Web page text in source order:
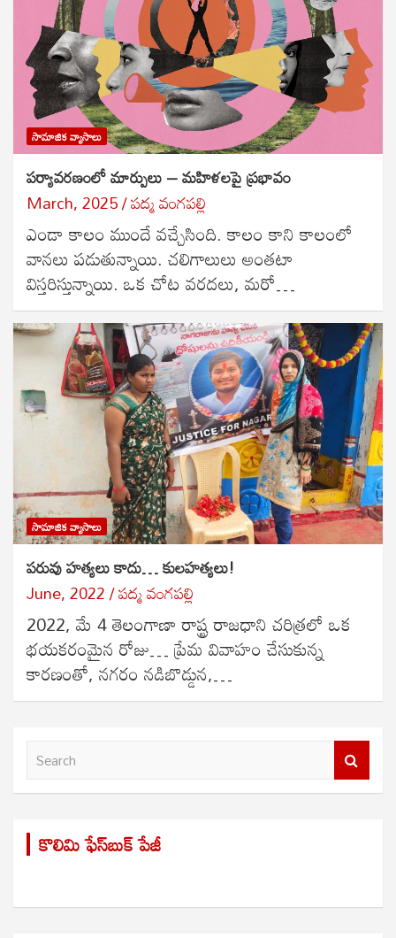
సామాజిక వ్యాసాలు
పర్యావరణంలో మార్పులు – మహిళలపై ప్రభావం
March, 2025 పద్మ వంగపల్లి
ఎండా కాలం ముందే వచ్చేసింది. కాలం కాని కాలంలో
వానలు పడుతున్నాయి. చలిగాలులు అంతటా
విస్తరిస్తున్నాయి. ఒక చోట వరదలు, మరో…
సామాజిక వ్యాసాలు
పరువు హత్యలు కాదు… కులహత్యలు!
June, 2022 పద్మ వంగపల్లి
2022, మే 4 తెలంగాణా రాష్ట్ర రాజధాని చరిత్రలో ఒక
భయకరంమైన రోజు… ప్రేమ వివాహం చేసుకున్న
కారణంతో, నగరం నడిబొడ్డున,…
a
r
c కొలిమి ఫేస్‌బుక్ పేజీ